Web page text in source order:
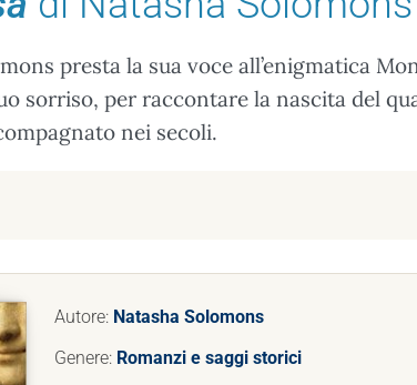
presta la sua voce all’enigmatica
sorriso, per raccontare la nascita del
nei secoli.
Autore: Natasha Solomons
Genere: Romanzi e saggi storici